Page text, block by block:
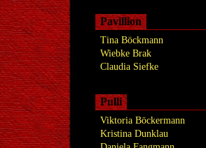
Pavillion
Tina Böckmann
Wiebke Brak
Claudia Siefke
Pulli
Viktoria Böckermann
Kristina Dunklau